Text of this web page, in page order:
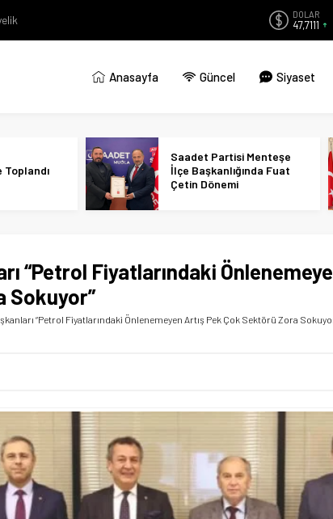
DOLAR
47,7111
Anasayfa Güncel Siyaset
Toplandı
Saadet Partisi Menteşe
İlçe Başkanlığında Fuat
Çetin Dönemi
“Petrol Fiyatlarındaki
Sokuyor”
“Petrol Fiyatlarındaki Önlenemeyen Artış Pek Çok Sektörü Zora